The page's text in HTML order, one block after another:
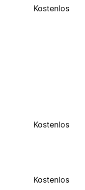
Kostenlos
Kostenlos
Kostenlos